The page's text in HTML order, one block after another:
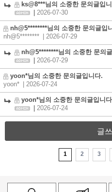
ks@8***님의 소중한 문의글입
2026-07-30
nh@5********님의 소중한 문의글입
nh@5********
| 2026-07-29
nh@5********님의 소중한 문의
2026-07-29
yoon*님의 소중한 문의글입니다.
yoon*
| 2026-07-24
yoon*님의 소중한 문의글입니
2026-07-24
글쓰
1 2 3